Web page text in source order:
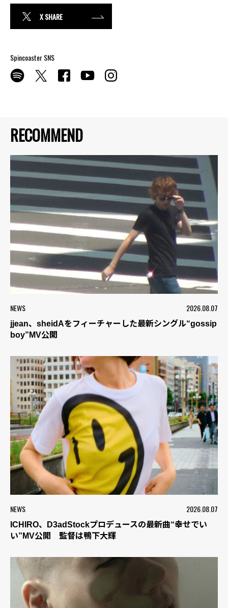
RECOMMEND
NEWS 2026.08.07
jjean、sheidAをフィーチャーした最新シングル“gossip
boy”MV公開
NEWS 2026.08.07
ICHIRO、D3adStockプロデュースの最新曲“幸せでい
い”MV公開 監督は鴨下大輝
X SHARE
Spincoaster SNS